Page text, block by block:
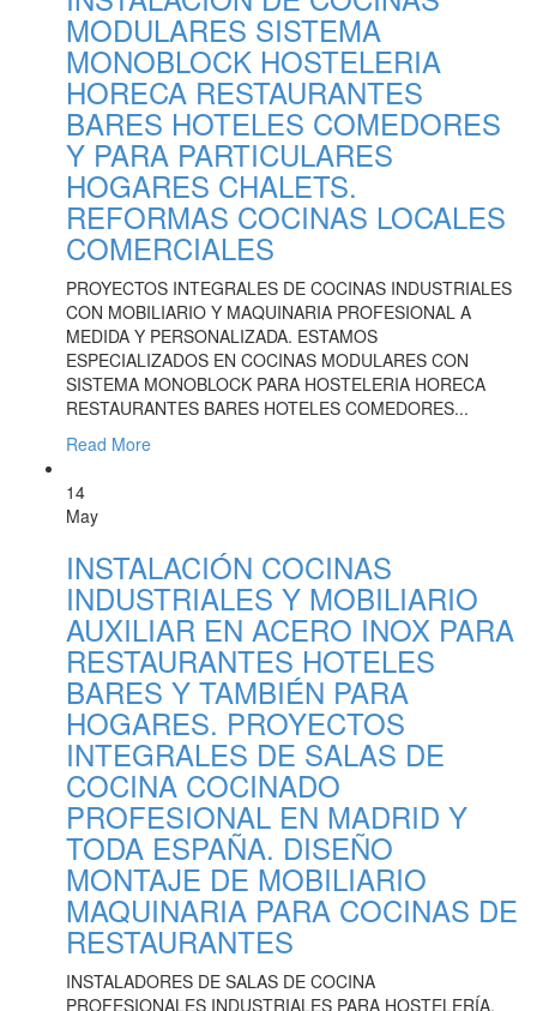
MODULARES SISTEMA
MONOBLOCK HOSTELERIA
HORECA RESTAURANTES
BARES HOTELES COMEDORES
Y PARA PARTICULARES
HOGARES CHALETS.
REFORMAS COCINAS LOCALES
COMERCIALES
PROYECTOS INTEGRALES DE COCINAS INDUSTRIALES
CON MOBILIARIO Y MAQUINARIA PROFESIONAL A
MEDIDA Y PERSONALIZADA. ESTAMOS
ESPECIALIZADOS EN COCINAS MODULARES CON
SISTEMA MONOBLOCK PARA HOSTELERIA HORECA
RESTAURANTES BARES HOTELES COMEDORES...
Read More
14
May
INSTALACIÓN COCINAS
INDUSTRIALES Y MOBILIARIO
AUXILIAR EN ACERO INOX PARA
RESTAURANTES HOTELES
BARES Y TAMBIÉN PARA
HOGARES. PROYECTOS
INTEGRALES DE SALAS DE
COCINA COCINADO
PROFESIONAL EN MADRID Y
TODA ESPAÑA. DISEÑO
MONTAJE DE MOBILIARIO
MAQUINARIA PARA COCINAS DE
RESTAURANTES
INSTALADORES DE SALAS DE COCINA
PROFESIONALES INDUSTRIALES PARA HOSTELERÍA,